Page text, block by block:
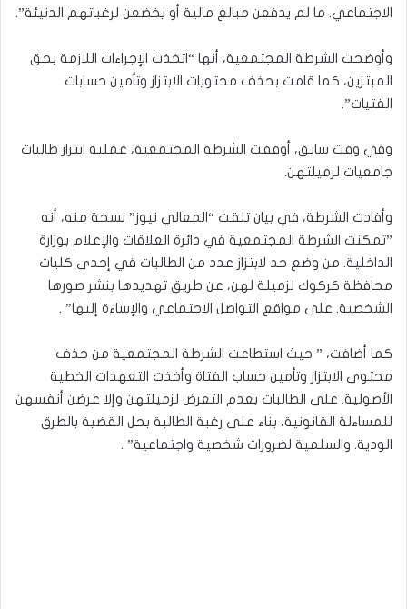
الاجتماعي. ما لم يدفعن مبالغ مالية أو يخضعن لرغباتهم الدنيئة”.
وأوضحت الشرطة المجتمعية، أنها “اتخذت الإجراءات اللازمة بحق
المبتزين، كما قامت بحذف محتويات الابتزاز وتأمين حسابات
الفتيات”.
وفي وقت سابق، أوقفت الشرطة المجتمعية، عملية ابتزاز طالبات
جامعيات لزميلتهن.
وأفادت الشرطة، في بيان تلقت “المعالي نيوز” نسخة منه، أنه
”تمكنت الشرطة المجتمعية في دائرة العلاقات والإعلام بوزارة
الداخلية. من وضع حد لابتزاز عدد من الطالبات في إحدى كليات
محافظة كركوك لزميلة لهن، عن طريق تهديدها بنشر صورها
الشخصية. على مواقع التواصل الاجتماعي والإساءة إليها” .
كما أضافت، ” حيث استطاعت الشرطة المجتمعية من حذف
محتوى الابتزاز وتأمين حساب الفتاة وأخذت التعهدات الخطية
الأصولية. على الطالبات بعدم التعرض لزميلتهن وإلا عرضن أنفسهن
للمساءلة القانونية، بناء على رغبة الطالبة بحل القضية بالطرق
الودية. والسلمية لضرورات شخصية واجتماعية” .